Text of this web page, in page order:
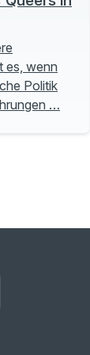
es, wenn
Politik
…